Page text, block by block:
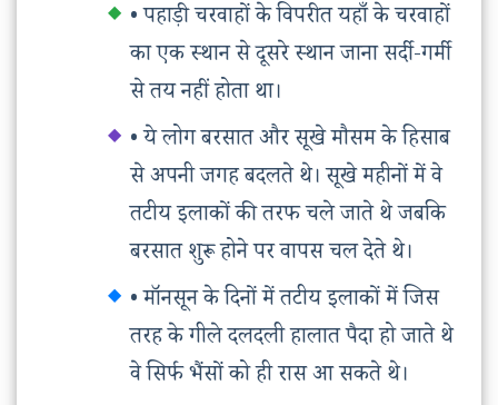
• पहाड़ी चरवाहों के विपरीत यहाँ के चरवाहों
का एक स्थान से दूसरे स्थान जाना सर्दी-गर्मी
से तय नहीं होता था।
• ये लोग बरसात और सूखे मौसम के हिसाब
से अपनी जगह बदलते थे। सूखे महीनों में वे
तटीय इलाकों की तरफ चले जाते थे जबकि
बरसात शुरू होने पर वापस चल देते थे।
• मॉनसून के दिनों में तटीय इलाकों में जिस
तरह के गीले दलदली हालात पैदा हो जाते थे
वे सिर्फ भैंसों को ही रास आ सकते थे।